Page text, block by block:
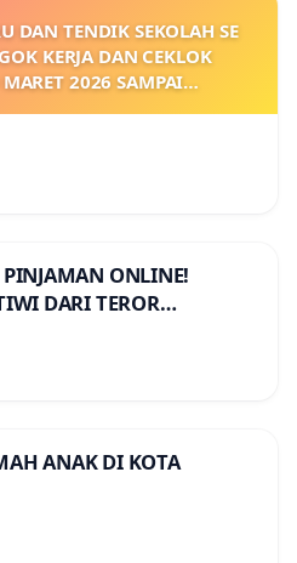
DAN TENDIK SEKOLAH SE
KERJA DAN CEKLOK
2026 SAMPAI
GAJI POKOK
ONLINE!
DARI TEROR
PINJOL!
ANAK DI KOTA